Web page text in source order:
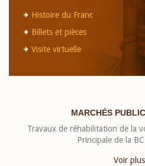
Histoire du Franc
Billets et pièces
Visite virtuelle
MARCHÉS
Travaux de réhabilitation de la
Principale de la
Voir plus